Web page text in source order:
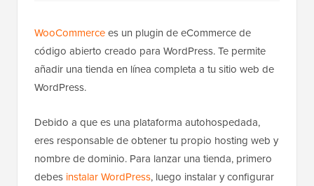
WooCommercees un plugin de eCommerce de
código abierto creado para WordPress. Te permite
añadir una tienda en línea completa a tu sitio web de
WordPress.
Debido a que es una plataforma autohospedada,
eres responsable de obtener tu propio hosting web y
nombre de dominio. Para lanzar una tienda, primero
debes instalar WordPress, luego instalar y configurar